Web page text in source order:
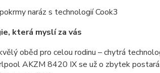
naráz s technologií Cook3
která myslí za vás
oběd pro celou rodinu – chytrá
AKZM 8420 IX se už o zbytek